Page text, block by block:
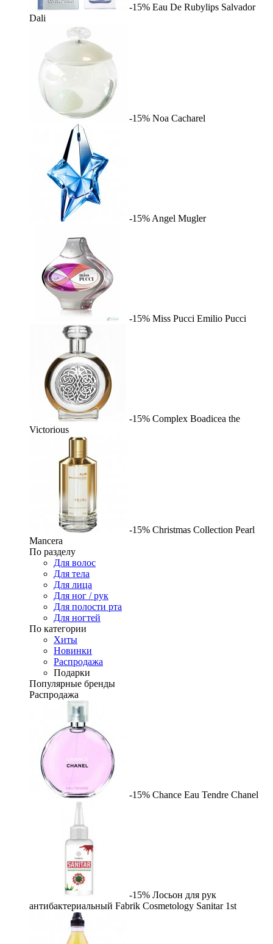
-15% Eau De Rubylips Salvador
Dali
-15% Noa Cacharel
-15% Angel Mugler
-15% Miss Pucci Emilio Pucci
-15% Complex Boadicea the
Victorious
-15% Christmas Collection Pearl
Mancera
По разделу
Для волос
Для тела
Для лица
Для ног / рук
Для полости рта
Для ногтей
По категории
Хиты
Новинки
Распродажа
Подарки
Популярные бренды
Распродажа
-15% Chance Eau Tendre Chanel
-15% Лосьон для рук
антибактериальный Fabrik Cosmetology Sanitar 1st